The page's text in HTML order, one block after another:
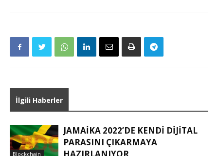
İlgili Haberler
Blockchain
JAMAIKA 2022’DE KENDI DIJITAL
PARASINI ÇIKARMAYA